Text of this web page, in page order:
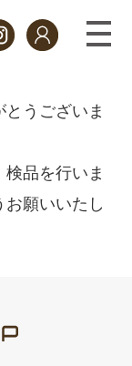
うございま
品を行いま
願いいたし